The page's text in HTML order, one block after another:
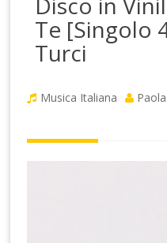
Te [Singolo
Turci
Musica Italiana